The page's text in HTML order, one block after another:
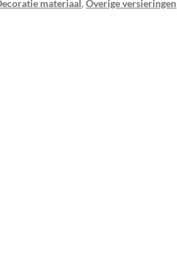
materiaal,Overige versieringen